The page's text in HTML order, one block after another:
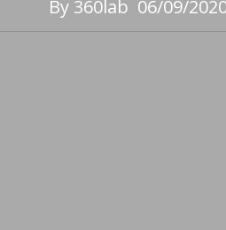
By 360lab 06/09/